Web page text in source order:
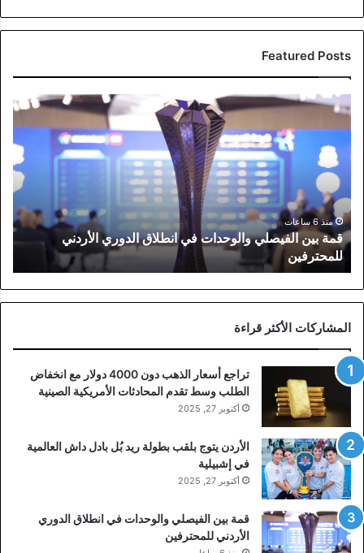
Featured Posts
قمة
بين
الفيصلي
والوحدات
في
انطلاق
الدوري
الأردني
للمحترفين
منذ 6 ساعات
قمة بين الفيصلي والوحدات في انطلاق الدوري الأردني
للمحترفين
المشاركات الأكثر قراءة
تراجع أسعار الذهب دون 4000 دولار مع انخفاض
الطلب وسط تقدم المحادثات الأمريكية الصينية
أكتوبر 27, 2025
الأردن يتوج بلقب بطولة ريد بُل بادل داش العالمية
في إشبيلية
أكتوبر 27, 2025
قمة بين الفيصلي والوحدات في انطلاق الدوري
الأردني للمحترفين